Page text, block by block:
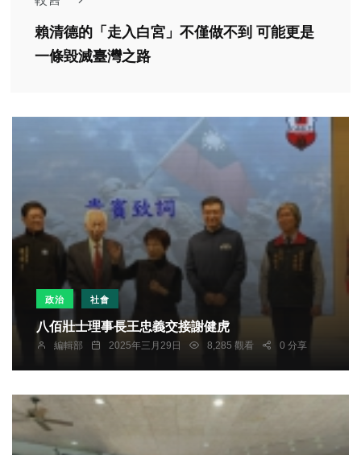
賴清德的「走入白宮」不僅做不到 可能更是
一條毀滅臺灣之路
政治 社會
八佰壯士理事長王忠義交接謝健虎
編輯部 2025年三月29日 8,285 觀看 0 分享